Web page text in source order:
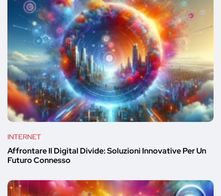
INTERNET
Affrontare Il Digital Divide: Soluzioni Innovative Per Un
Futuro Connesso